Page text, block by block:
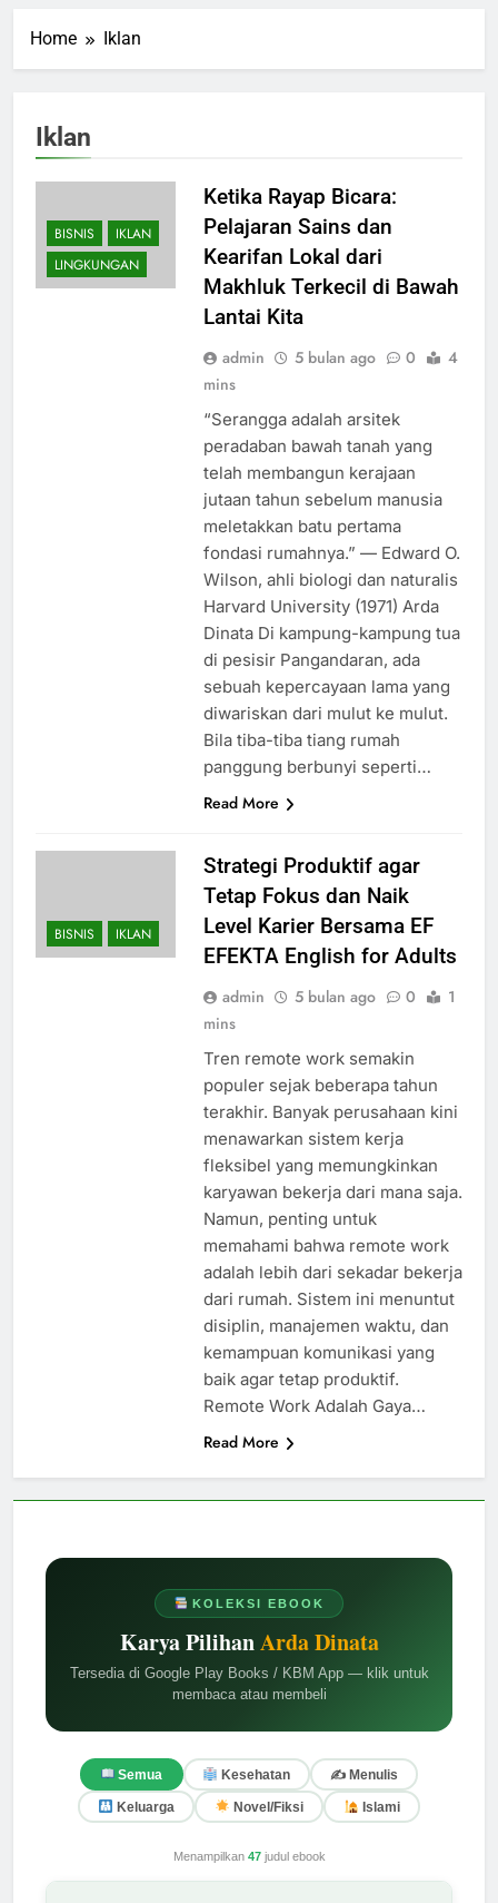
Home Iklan
KOLEKSI EBOOK
Karya PilihanArda Dinata
Tersedia di Google Play Books / KBM App — klik untuk
membaca atau membeli
Semua Kesehatan ✍️ Menulis
Keluarga Novel/Fiksi Islami
Menampilkan 47judul ebook
Iklan
BISNIS
IKLAN
LINGKUNGAN
Ketika Rayap Bicara:
Pelajaran Sains dan
Kearifan Lokal dari
Makhluk Terkecil di Bawah
Lantai Kita
admin 5 bulan ago 0
4
mins
“Serangga adalah arsitek
peradaban bawah tanah yang
telah membangun kerajaan
jutaan tahun sebelum manusia
meletakkan batu pertama
fondasi rumahnya.” — Edward O.
Wilson, ahli biologi dan naturalis
Harvard University (1971) Arda
Dinata Di kampung-kampung tua
di pesisir Pangandaran, ada
sebuah kepercayaan lama yang
diwariskan dari mulut ke mulut.
Bila tiba-tiba tiang rumah
panggung berbunyi seperti…
Read More
BISNIS IKLAN
Strategi Produktif agar
Tetap Fokus dan Naik
Level Karier Bersama EF
EFEKTA English for Adults
admin 5 bulan ago 0
1
mins
Tren remote work semakin
populer sejak beberapa tahun
terakhir. Banyak perusahaan kini
menawarkan sistem kerja
fleksibel yang memungkinkan
karyawan bekerja dari mana saja.
Namun, penting untuk
memahami bahwa remote work
adalah lebih dari sekadar bekerja
dari rumah. Sistem ini menuntut
disiplin, manajemen waktu, dan
kemampuan komunikasi yang
baik agar tetap produktif.
Remote Work Adalah Gaya…
Read More